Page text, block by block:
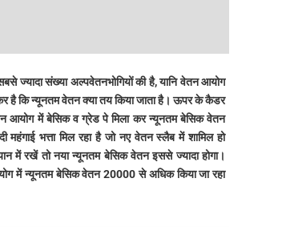
ज्यादा संख्या अल्पवेतनभोगियों की है, यानि वेतन आयोग
है कि न्यूनतम वेतन क्या तय किया जाता है। ऊपर के कैडर
आयोग में बेसिक व ग्रेड पे मिला कर न्यूनतम बेसिक वेतन
भत्ता मिल रहा है जो नए वेतन स्लैब में शामिल हो
में रखें तो नया न्यूनतम बेसिक वेतन इससे ज्यादा होगा।
में न्यूनतम बेसिक वेतन 20000 से अधिक किया जा रहा